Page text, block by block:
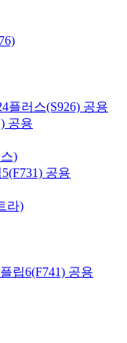
플러스(S926) 공용
공용
)
공용
라)
립6(F741) 공용